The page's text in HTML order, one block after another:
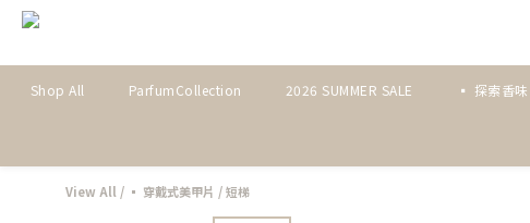
Shop All ParfumCollection 2026 SUMMER SALE ▪ 探索香味
View All / ▪ 穿戴式美甲片 /短梯